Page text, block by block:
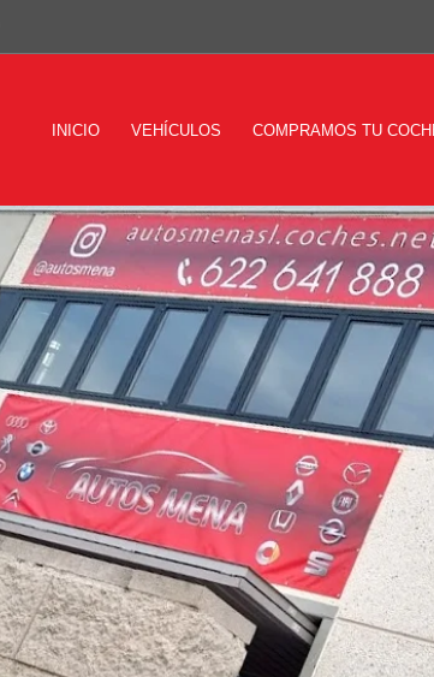
INICIO VEHÍCULOS COMPRAMOS TU